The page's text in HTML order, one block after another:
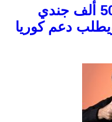
زيلينسكي يحذر من نشر 50 ألف جندي
دعم كوريا